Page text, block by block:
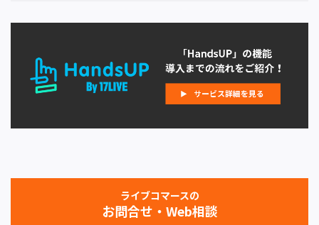
ライブコマースの
お問合せ・Web相談